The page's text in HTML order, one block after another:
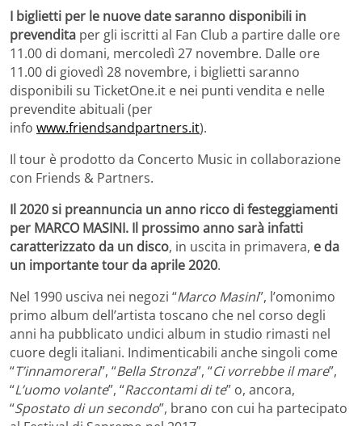
I biglietti per le nuove date saranno disponibili in
prevendita per gli iscritti al Fan Club a partire dalle ore
11.00 di domani, mercoledì 27 novembre. Dalle ore
11.00 di giovedì 28 novembre, i biglietti saranno
disponibili su TicketOne.it e nei punti vendita e nelle
prevendite abituali (per
info www.friendsandpartners.it).
Il tour è prodotto da Concerto Music in collaborazione
con Friends & Partners.
Il 2020 si preannuncia un anno ricco di festeggiamenti
per MARCO MASINI. Il prossimo anno sarà infatti
caratterizzato da un disco, in uscita in primavera, e da
un importante tour da aprile 2020.
Nel 1990 usciva nei negozi “Marco Masini”, l’omonimo
primo album dell’artista toscano che nel corso degli
anni ha pubblicato undici album in studio rimasti nel
cuore degli italiani. Indimenticabili anche singoli come
“T’innamorerai”, “Bella Stronza”, “Ci vorrebbe il mare”,
“L’uomo volante”, “Raccontami di te” o, ancora,
“Spostato di un secondo”, brano con cui ha partecipato